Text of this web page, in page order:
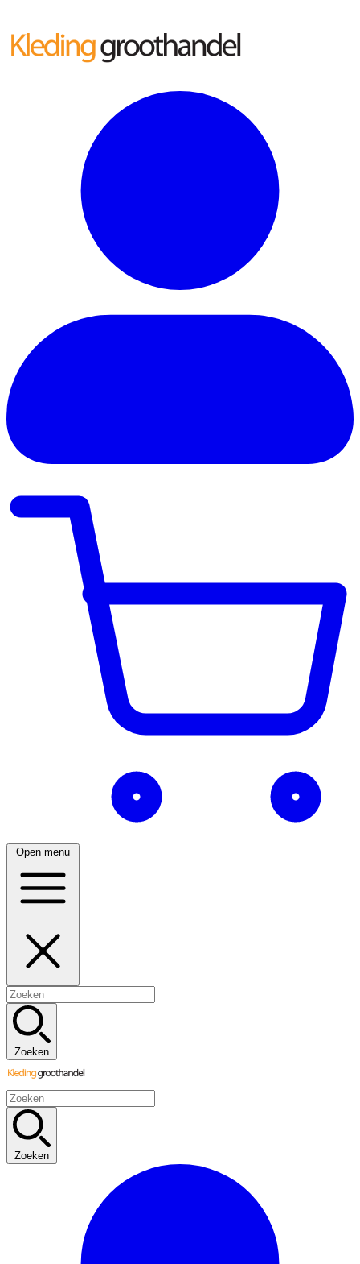
Open menu
Zoeken
Zoeken